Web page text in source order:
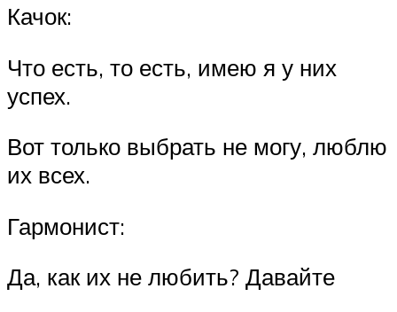
Качок:
Что есть, то есть, имею я у них
успех.
Вот только выбрать не могу, люблю
их всех.
Гармонист:
Да, как их не любить? Давайте